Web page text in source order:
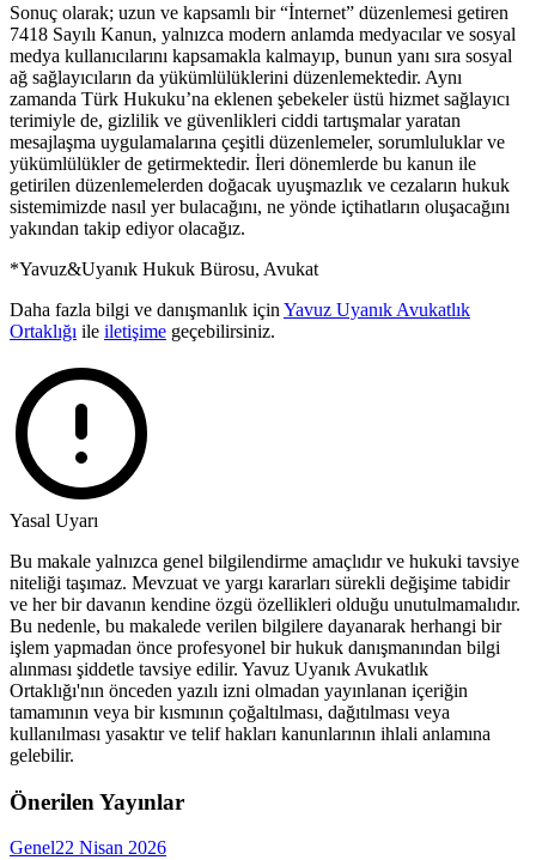
Sonuç olarak; uzun ve kapsamlı bir “İnternet” düzenlemesi getiren
7418 Sayılı Kanun, yalnızca modern anlamda medyacılar ve sosyal
medya kullanıcılarını kapsamakla kalmayıp, bunun yanı sıra sosyal
ağ sağlayıcıların da yükümlülüklerini düzenlemektedir. Aynı
zamanda Türk Hukuku’na eklenen şebekeler üstü hizmet sağlayıcı
terimiyle de, gizlilik ve güvenlikleri ciddi tartışmalar yaratan
mesajlaşma uygulamalarına çeşitli düzenlemeler, sorumluluklar ve
yükümlülükler de getirmektedir. İleri dönemlerde bu kanun ile
getirilen düzenlemelerden doğacak uyuşmazlık ve cezaların hukuk
sistemimizde nasıl yer bulacağını, ne yönde içtihatların oluşacağını
yakından takip ediyor olacağız.
*Yavuz&Uyanık Hukuk Bürosu, Avukat
Daha fazla bilgi ve danışmanlık için Yavuz Uyanık Avukatlık
Ortaklığı ile iletişime geçebilirsiniz.
Yasal Uyarı
Bu makale yalnızca genel bilgilendirme amaçlıdır ve hukuki tavsiye
niteliği taşımaz. Mevzuat ve yargı kararları sürekli değişime tabidir
ve her bir davanın kendine özgü özellikleri olduğu unutulmamalıdır.
Bu nedenle, bu makalede verilen bilgilere dayanarak herhangi bir
işlem yapmadan önce profesyonel bir hukuk danışmanından bilgi
alınması şiddetle tavsiye edilir. Yavuz Uyanık Avukatlık
Ortaklığı'nın önceden yazılı izni olmadan yayınlanan içeriğin
tamamının veya bir kısmının çoğaltılması, dağıtılması veya
kullanılması yasaktır ve telif hakları kanunlarının ihlali anlamına
gelebilir.
Önerilen Yayınlar
Genel22 Nisan 2026